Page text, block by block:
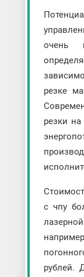
очень
резке
резки
с чпу
рублей.